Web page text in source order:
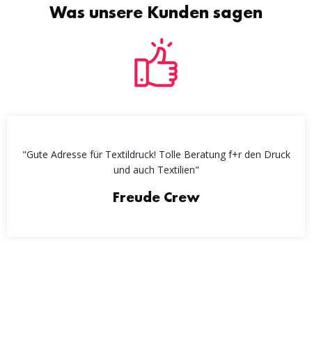
Was unsere Kunden sagen
"Gute Adresse für Textildruck! Tolle Beratung f+r den Druck
und auch Textilien"
Freude Crew